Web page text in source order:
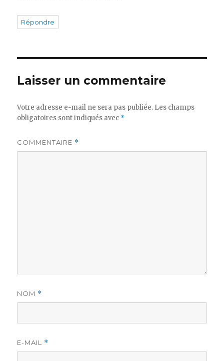
Répondre
Laisser un commentaire
Votre adresse e-mail ne sera pas publiée. Les champs
obligatoires sont indiqués avec *
COMMENTAIRE *
NOM *
E-MAIL *